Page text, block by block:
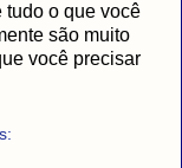
tudo o que você
são muito
você precisar